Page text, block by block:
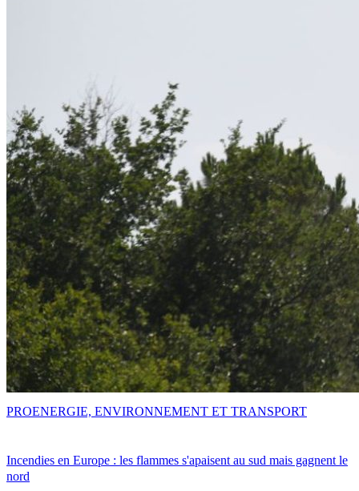
Incendies en Europe : les flammes s'apaisent au sud mais gagnent le
nord
PROENERGIE, ENVIRONNEMENT ET TRANSPORT